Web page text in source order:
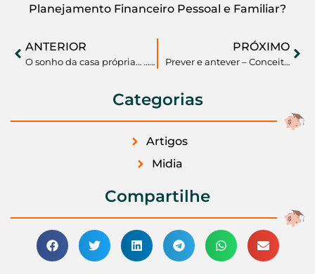
Planejamento Financeiro Pessoal e Familiar?
ANTERIOR
O sonho da casa própria… …você sabia que nunca vai deixar de pagar aluguel?
PRÓXIMO
Prever e antever – Conceitos importantes de Sustentabilidade dentro do Planejamento Financeiro Pessoal
Categorias
Artigos
Midia
Compartilhe